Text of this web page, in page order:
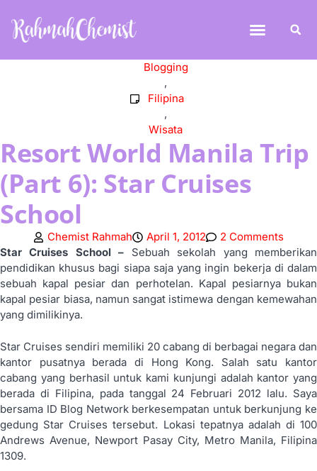
Blogging
,
Filipina
,
Wisata
Resort World Manila Trip
(Part 6): Star Cruises
School
Chemist Rahmah April 1, 2012
2 Comments
Star Cruises School – Sebuah sekolah yang memberikan
pendidikan khusus bagi siapa saja yang ingin bekerja di dalam
sebuah kapal pesiar dan perhotelan. Kapal pesiarnya bukan
kapal pesiar biasa, namun sangat istimewa dengan kemewahan
yang dimilikinya.
Star Cruises sendiri memiliki 20 cabang di berbagai negara dan
kantor pusatnya berada di Hong Kong. Salah satu kantor
cabang yang berhasil untuk kami kunjungi adalah kantor yang
berada di Filipina, pada tanggal 24 Februari 2012 lalu. Saya
bersama ID Blog Network berkesempatan untuk berkunjung ke
gedung Star Cruises tersebut. Lokasi tepatnya adalah di 100
Andrews Avenue, Newport Pasay City, Metro Manila, Filipina
1309.